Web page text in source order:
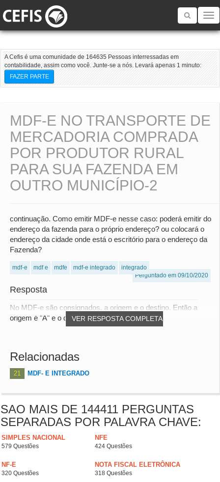
Toggle
A Cefis é uma comunidade de 164635 Pessoas interressadas em
contabilidade, assim como você. Junte-se a nós. Levará apenas 1 minuto:
FAZER PARTE
MDF-E NO TRANSPORTE DE
MERCADORIA COMPRADA
POR PRODUTOR RURAL
PARA SUA FAZENDA EM
OUTRO MUNICÍPIO-2
continuação. Como emitir MDF-e nesse caso: poderá emitir do
endereço da fazenda para o próprio endereço? ou colocará o
endereço da cidade onde está o escritório para o endereço da
Fazenda?
mdf-e mdf e mdfe mdf-e integrado
integrado
Perguntado em 09/10/2020
Resposta
VER RESPOSTA COMPLETA
No MDF-e são consignados, a origem e o destino. Então a
origem é "A" e o destino é "B".
Relacionadas
21 MDF- E INTEGRADO
SAO MAIS DE 144411 PERGUNTAS
SEPARADAS POR PALAVRA CHAVE:
SIMPLES NACIONAL
579 Questões
NFE
424 Questões
NF-E
320 Questões
NOTA FISCAL ELETRÔNICA
318 Questões